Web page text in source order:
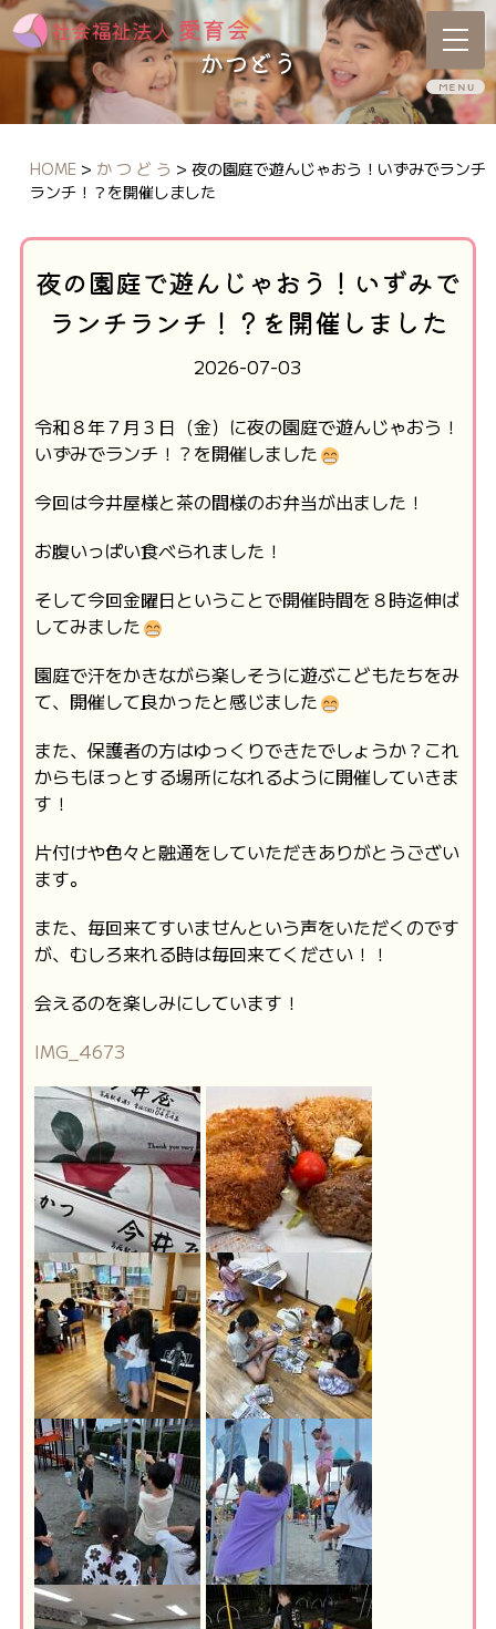
かつどう
HOME> か つ ど う > 夜の園庭で遊んじゃおう！いずみでランチ
ランチ！？を開催しました
夜の園庭で遊んじゃおう！いずみで
ランチランチ！？を開催しました
2026-07-03
令和８年７月３日（金）に夜の園庭で遊んじゃおう！
いずみでランチ！？を開催しました
今回は今井屋様と茶の間様のお弁当が出ました！
お腹いっぱい食べられました！
そして今回金曜日ということで開催時間を８時迄伸ば
してみました
園庭で汗をかきながら楽しそうに遊ぶこどもたちをみ
て、開催して良かったと感じました
また、保護者の方はゆっくりできたでしょうか？これ
からもほっとする場所になれるように開催していきま
す！
片付けや色々と融通をしていただきありがとうござい
ます。
また、毎回来てすいませんという声をいただくのです
が、むしろ来れる時は毎回来てください！！
会えるのを楽しみにしています！
IMG_4673